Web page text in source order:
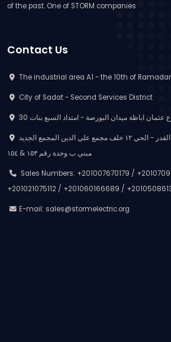
of the past. One of STORM companies
Contact Us
The industrial area A1 - the 10th of
City of Sadat - Second Services District
عثمان اباظة ميدان البورصة - امتداد السبع بنات
مبني ب وحدة رقم ١٥٣ & ١٥٤
Sales Numbers: +201007670179 /
+201021075112 / +201060166689 /
E-mail: sales@stormelectric.org